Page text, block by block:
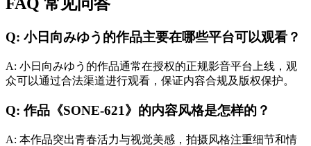
FAQ 常见问答
Q: 小日向みゆう的作品主要在哪些平台可以观看？
A: 小日向みゆう的作品通常在授权的正规影音平台上线，观
众可以通过合法渠道进行观看，保证内容合规及版权保护。
Q: 作品《SONE-621》的内容风格是怎样的？
A: 本作品突出青春活力与视觉美感，拍摄风格注重细节和情